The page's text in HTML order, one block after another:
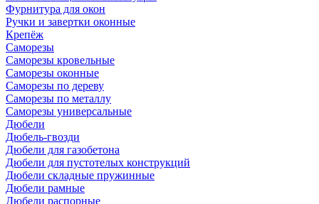
Фурнитура для окон
Ручки и завертки оконные
Крепёж
Саморезы
Саморезы кровельные
Саморезы оконные
Саморезы по дереву
Саморезы по металлу
Саморезы универсальные
Дюбели
Дюбель-гвозди
Дюбели для газобетона
Дюбели для пустотелых конструкций
Дюбели складные пружинные
Дюбели рамные
Дюбели распорные